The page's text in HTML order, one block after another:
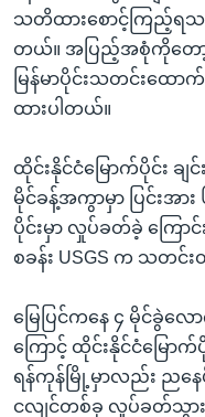
သတိထားစောင့်ကြည့်ရ
တယ်။ အပြည့်အစုံကိုတေ
မြန်မာပိုင်းသတင်းထော
ထားပါတယ်။
ထိုင်းနိုင်ငံမြောက်ပိုင်း ခ
မိုင်ခန့်အကွာမှာ ပြင်းအ
ပိုင်းမှာ လှုပ်ခတ်ခဲ့ ကြော
စခန်း USGS က သတင်
မြေပြင်ကနေ ၄ မိုင်ခွဲလ
ကြောင့် ထိုင်းနိုင်ငံမြေ
ရန်ကုန်မြို့မှာလည်း ညနေ
ငလျင်တစ်ခု လှုပ်ခတ်သွ